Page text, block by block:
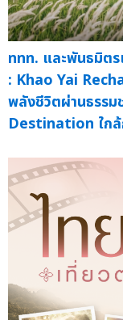
ททท. และพันธมิต
: Khao Yai
พลังชีวิตผ่านธรรม
Destination ใกล้